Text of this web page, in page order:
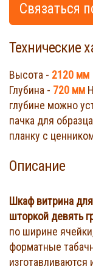
Связаться
Технические
Высота - 2120 мм
Глубина - 720 мм
глубине можно
пачка для
планку с
Описание
Шкаф витрина
шторкой девять
по ширине
форматные